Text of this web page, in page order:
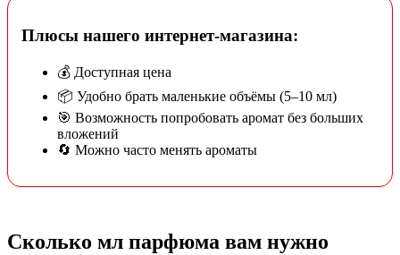
Плюсы нашего интернет-магазина:
💰 Доступная цена
📦 Удобно брать маленькие объёмы (5–10 мл)
🎯 Возможность попробовать аромат без больших
вложений
🔄 Можно часто менять ароматы
Сколько мл парфюма вам нужно